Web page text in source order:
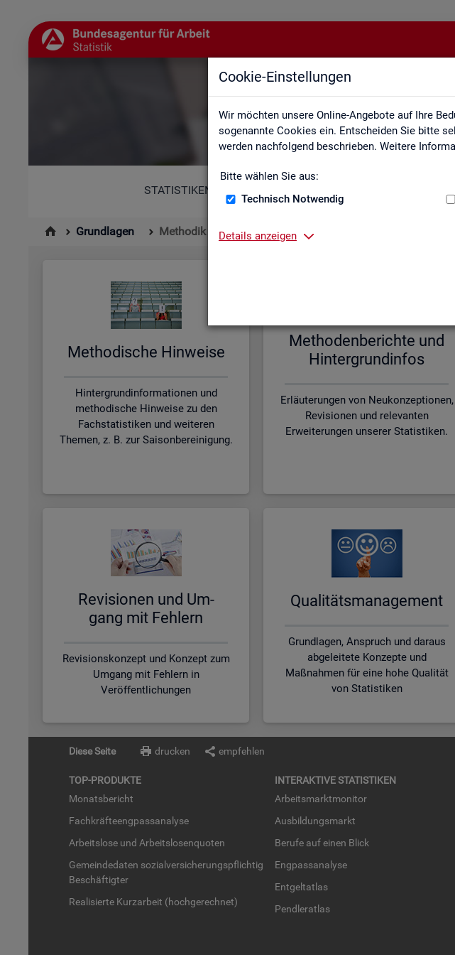
Cookie-Einstellungen
Wir möchten unsere Online-Angebote auf Ihre
sogenannte Cookies ein. Entscheiden Sie bitte
werden nachfolgend beschrieben. Weitere
Bitte wählen Sie aus:
Technisch Notwendig
Details anzeigen
STATISTIKEN
Grundlagen Methodik und Qualität
Me­tho­di­sche Hin­wei­se
Hintergrundinformationen und
methodische Hinweise zu den
Fachstatistiken und weiteren
Themen, z. B. zur Saisonbereinigung.
Me­tho­den­be­rich­te und
Hin­ter­grund­in­fos
Erläuterungen von Neukonzeptionen,
Revisionen und relevanten
Erweiterungen unserer Statistiken.
Re­vi­sio­nen und Um­
gang mit Feh­lern
Revisionskonzept und Konzept zum
Umgang mit Fehlern in
Veröffentlichungen
Qua­li­täts­ma­nage­ment
Grundlagen, Anspruch und daraus
abgeleitete Konzepte und
Maßnahmen für eine hohe Qualität
von Statistiken
Diese Seite drucken empfehlen
TOP-PRO­DUK­TE
Mo­nats­be­richt
Fach­kräf­te­eng­pass­ana­ly­se
Ar­beits­lo­se und Ar­beits­lo­sen­quo­ten
Ge­mein­de­da­ten so­zi­al­ver­si­che­rungs­pflich­tig
Be­schäf­tig­ter
Rea­li­sier­te Kurz­ar­beit (hoch­ge­rech­net)
IN­TER­AK­TI­VE STA­TIS­TI­KEN
Ar­beits­markt­mo­ni­tor
Aus­bil­dungs­markt
Be­ru­fe auf einen Blick
Eng­pass­ana­ly­se
Ent­gel­t­at­las
Pend­ler­at­las